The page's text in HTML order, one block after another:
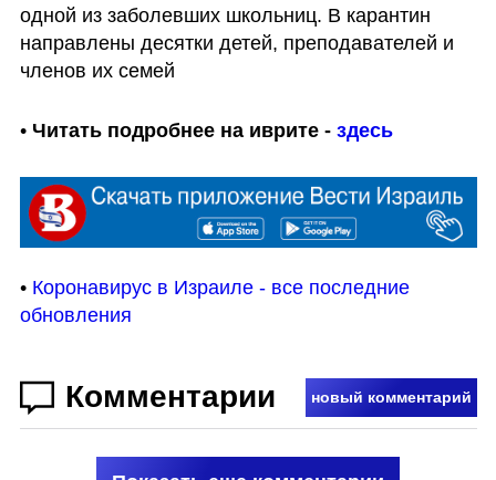
одной из заболевших школьниц. В карантин
направлены десятки детей, преподавателей и
членов их семей
• Читать подробнее на иврите - здесь
• Коронавирус в Израиле - все последние
обновления
Комментарии новый комментарий